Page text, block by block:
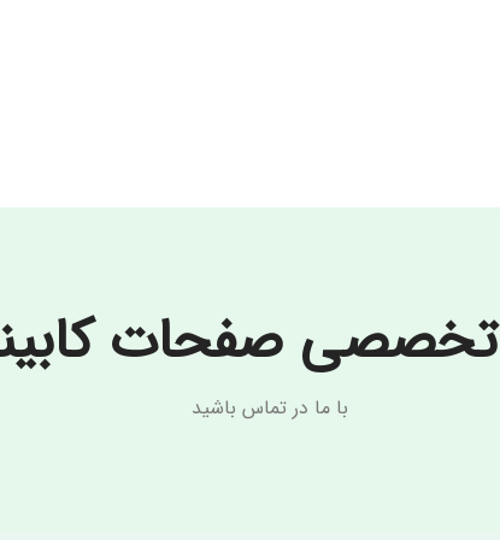
صفحات
با ما در تماس باشید